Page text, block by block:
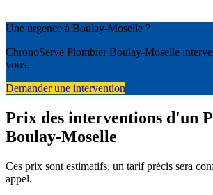
Une urgence à Boulay-Moselle ?
ChronoServe Plombier Boulay-Moselle
vous.
Demander une intervention
Prix des interventions d'un
Boulay-Moselle
Ces prix sont estimatifs, un tarif précis sera
appel.